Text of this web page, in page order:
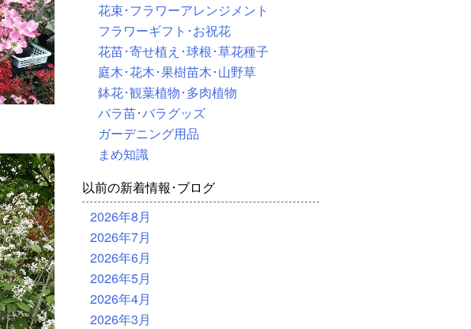
花束･フラワーアレンジメント
フラワーギフト･お祝花
花苗･寄せ植え･球根･草花種子
庭木･花木･果樹苗木･山野草
鉢花･観葉植物･多肉植物
バラ苗･バラグッズ
ガーデニング用品
まめ知識
以前の新着情報･ブログ
2026年8月
2026年7月
2026年6月
2026年5月
2026年4月
2026年3月